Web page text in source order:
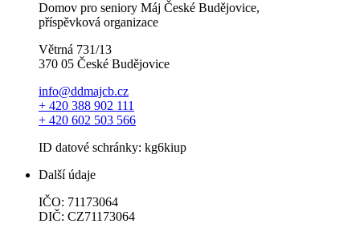
Domov pro seniory Máj České Budějovice,
příspěvková organizace
Větrná 731/13
370 05 České Budějovice
info@ddmajcb.cz
+ 420 388 902 111
+ 420 602 503 566
ID datové schránky: kg6kiup
Další údaje
IČO: 71173064
DIČ: CZ71173064